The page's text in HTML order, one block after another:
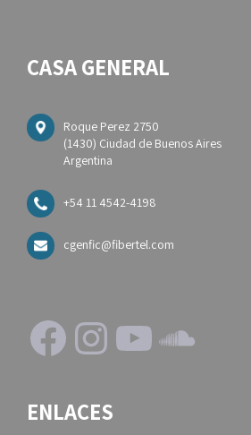
CASA GENERAL
Roque Perez 2750
(1430) Ciudad de Buenos Aires
Argentina
+54 11 4542-4198
cgenfic@fibertel.com
Facebook
Instagram
YouTube
ENLACES